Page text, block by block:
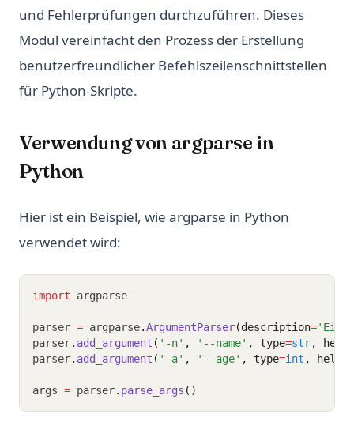
und Fehlerprüfungen durchzuführen. Dieses
Modul vereinfacht den Prozess der Erstellung
benutzerfreundlicher Befehlszeilenschnittstellen
für Python-Skripte.
Verwendung von argparse in
Python
Hier ist ein Beispiel, wie argparse in Python
verwendet wird:
import argparse
parser = argparse.ArgumentParser(description='Ein
parser. add_argument ( '-n' , '--name' , type=str, help
parser. add_argument ( '-a' , '--age' , type=int , help
args = parser. parse_args ()